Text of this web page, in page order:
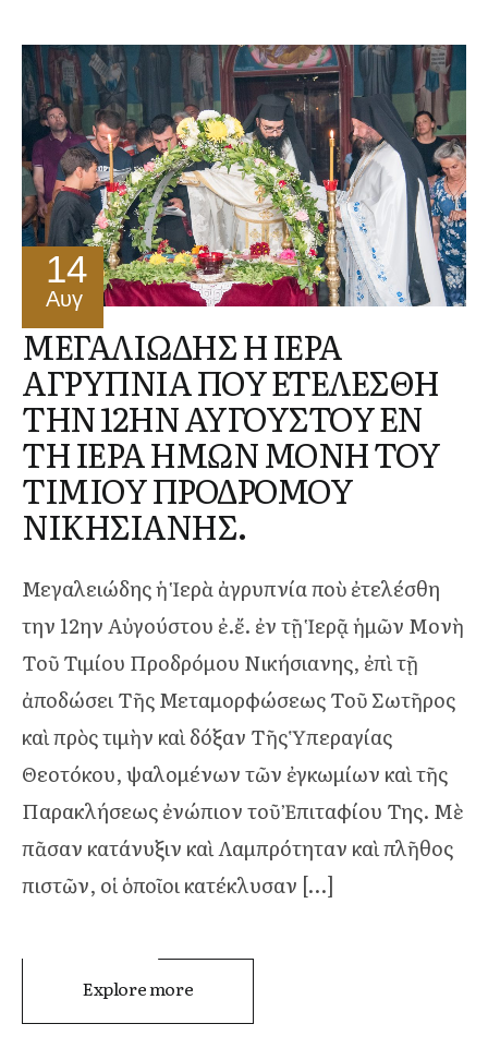
14
Αυγ
ΜΕΓΑΛΙΩΔΗΣ Η ΙΕΡΑ
ΑΓΡΥΠΝΙΑ ΠΟΥ ΕΤΕΛΕΣΘΗ
ΤΗΝ 12ΗΝ ΑΥΓΟΥΣΤΟΥ ΕΝ
ΤΗ ΙΕΡΑ ΗΜΩΝ ΜΟΝΗ ΤΟΥ
ΤΙΜΙΟΥ ΠΡΟΔΡΟΜΟΥ
ΝΙΚΗΣΙΑΝΗΣ.
Μεγαλειώδης ἡ Ἱερὰ ἀγρυπνία ποὺ ἐτελέσθη
την 12ην Αὐγούστου ἐ.ἔ. ἐν τῇ Ἱερᾷ ἡμῶν Μονὴ
Τοῦ Τιμίου Προδρόμου Νικήσιανης, ἐπὶ τῇ
ἀποδώσει Τῆς Μεταμορφώσεως Τοῦ Σωτῆρος
καὶ πρὸς τιμὴν καὶ δόξαν Τῆς Ὑπεραγίας
Θεοτόκου, ψαλομένων τῶν ἐγκωμίων καὶ τῆς
Παρακλήσεως ἐνώπιον τοῦ Ἐπιταφίου Της. Μὲ
πᾶσαν κατάνυξιν καὶ Λαμπρότηταν καὶ πλῆθος
πιστῶν, οἱ ὁποῖοι κατέκλυσαν […]
Explore more